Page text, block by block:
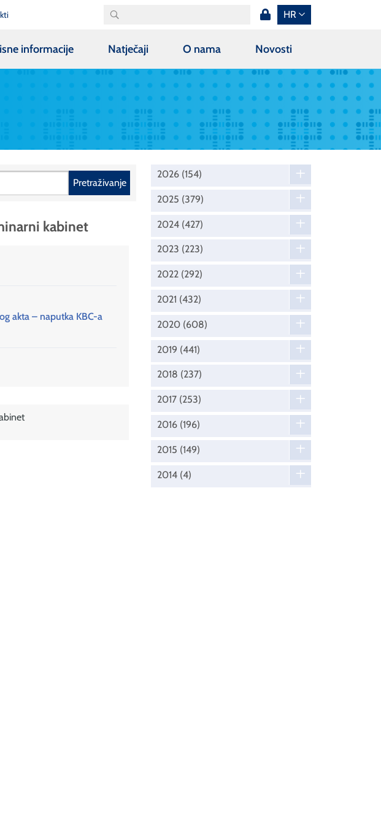
HR
informacije Natječaji O nama Novosti
Pretraživanje
kabinet
akta – naputka KBC-a
2026 (154)
2025 (379)
2024 (427)
2023 (223)
2022 (292)
2021 (432)
2020 (608)
2019 (441)
2018 (237)
2017 (253)
2016 (196)
2015 (149)
2014 (4)